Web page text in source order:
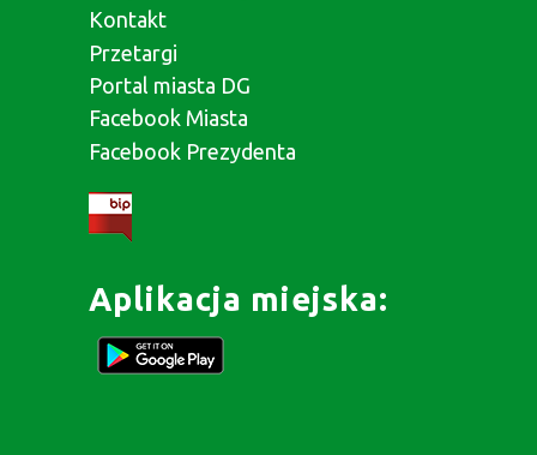
Kontakt
Przetargi
Portal miasta DG
Facebook Miasta
Facebook Prezydenta
Aplikacja miejska: